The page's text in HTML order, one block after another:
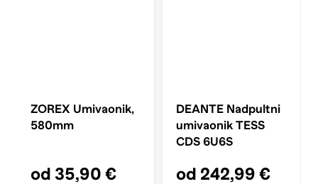
ZOREX Umivaonik,
580mm
od 35,90 €
DEANTE Nadpultni
umivaonik TESS
CDS 6U6S
od 242,99 €